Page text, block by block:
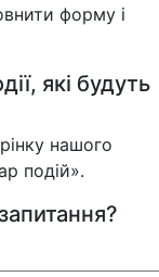
форму і
які будуть
нашого
подій».